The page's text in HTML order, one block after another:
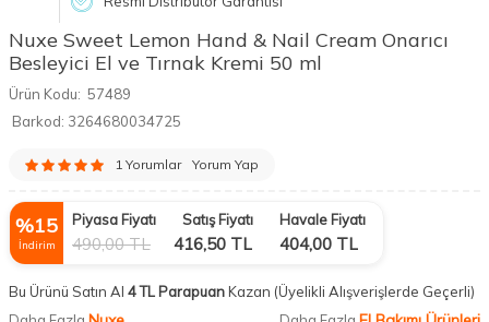
Nuxe Sweet Lemon Hand & Nail Cream Onarıcı
Besleyici El ve Tırnak Kremi 50 ml
Ürün Kodu: 57489
Barkod: 3264680034725
1 Yorumlar Yorum Yap
%15
İndirim
Piyasa Fiyatı
490,00TL
Satış Fiyatı
416,50 TL
Havale Fiyatı
404,00 TL
Bu Ürünü Satın Al 4 TL ParapuanKazan (Üyelikli Alışverişlerde Geçerli)